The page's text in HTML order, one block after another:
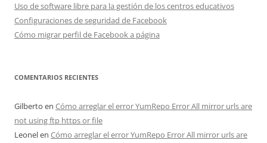
Uso de software libre para la gestión de los centros educativos
Configuraciones de seguridad de Facebook
Cómo migrar perfil de Facebook a página
COMENTARIOS RECIENTES
Gilberto en Cómo arreglar el error YumRepo Error All mirror urls are
not using ftp https or file
Leonelen Cómo arreglar el error YumRepo Error All mirror urls are